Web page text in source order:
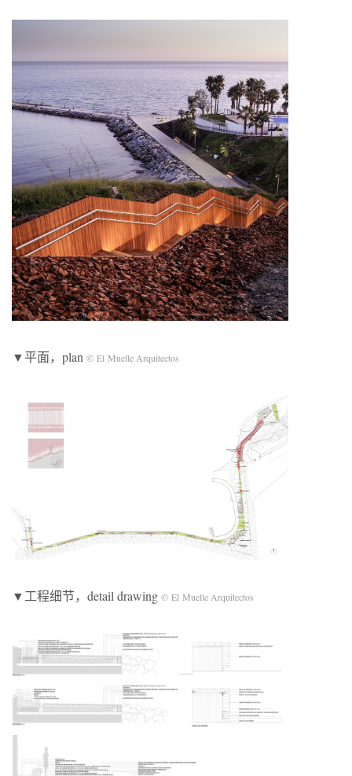
▼平面，plan © El Muelle Arquitectos
▼工程细节，detail drawing © El Muelle Arquitectos